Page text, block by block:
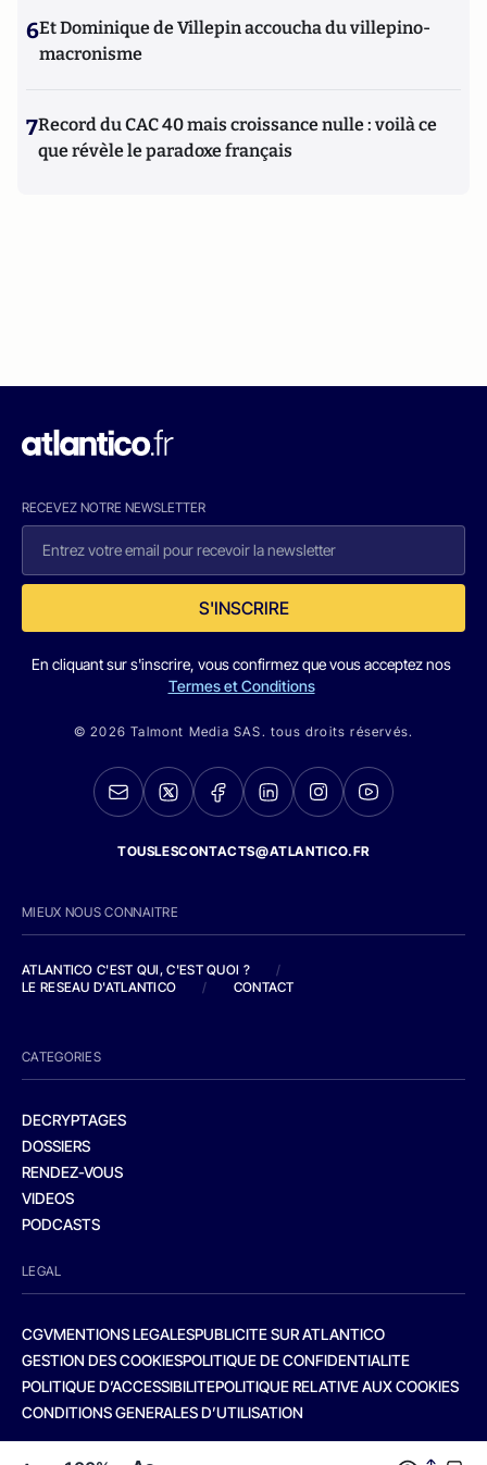
6Et Dominique de Villepin accoucha du villepino-
macronisme
7Record du CAC 40 mais croissance nulle : voilà ce
que révèle le paradoxe français
RECEVEZ NOTRE NEWSLETTER
S'INSCRIRE
En cliquant sur s'inscrire, vous confirmez que vous acceptez nos
Termes et Conditions
© 2026 Talmont Media SAS. tous droits réservés.
TOUSLESCONTACTS@ATLANTICO.FR
MIEUX NOUS CONNAITRE
ATLANTICO C'EST QUI, C'EST QUOI ?
/
LE RESEAU D'ATLANTICO
/ CONTACT
CATEGORIES
DECRYPTAGES
DOSSIERS
RENDEZ-VOUS
VIDEOS
PODCASTS
LEGAL
CGVMENTIONS LEGALESPUBLICITE SUR ATLANTICO
GESTION DES COOKIESPOLITIQUE DE CONFIDENTIALITE
POLITIQUE D’ACCESSIBILITEPOLITIQUE RELATIVE AUX COOKIES
CONDITIONS GENERALES D’UTILISATION